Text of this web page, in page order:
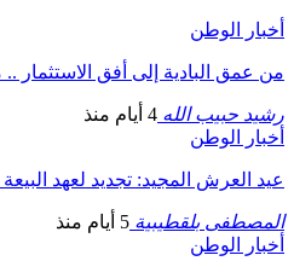
أخبار الوطن
من عمق البادية إلى أفق الاستثمار
رشيد حبيب الله 4 أيام منذ
أخبار الوطن
عيد العرش المجيد: تجديد لعهد
المصطفى بلقطيبية 5 أيام منذ
أخبار الوطن